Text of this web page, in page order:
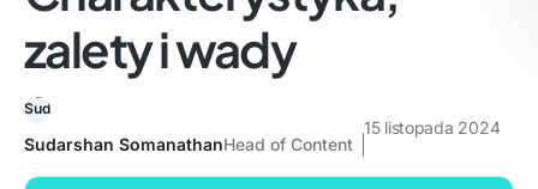
zalety i wady
Sudarshan SomanathanHead of Content
15 listopada 2024